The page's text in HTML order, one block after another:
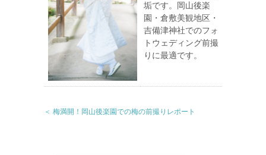
垢です。岡山後楽
園・倉敷美観地区・
吉備津神社でのフォ
トウェディング前撮
りに最適です。
＜ 梅満開！岡山後楽園での梅の前撮りレポート